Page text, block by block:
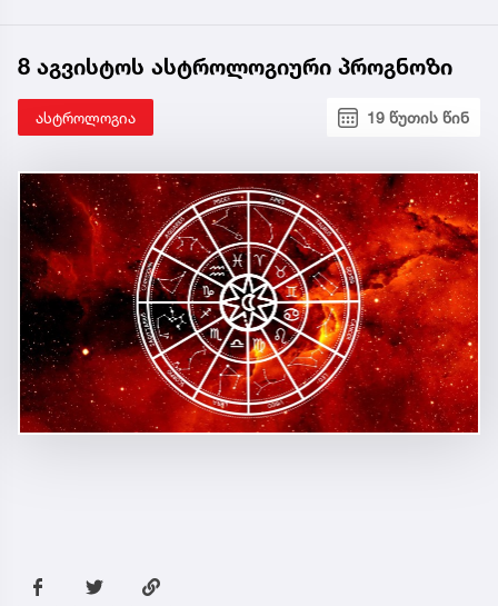
8 აგვისტოს ასტროლოგიური პროგნოზი
ასტროლოგია 19 წუთის წინ